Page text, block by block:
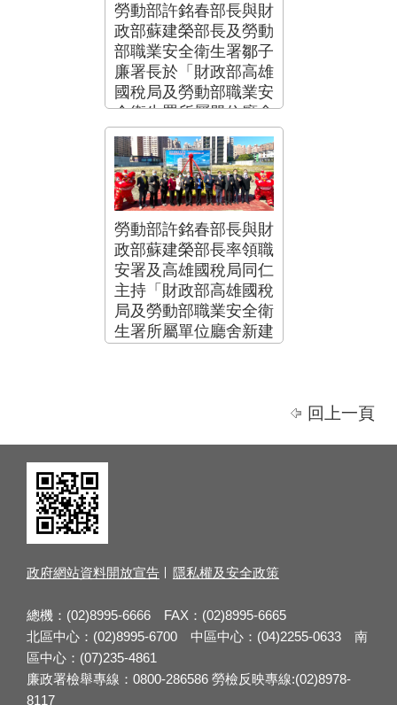
勞動部許銘春部長與財
政部蘇建榮部長及勞動
部職業安全衛生署鄒子
廉署長於「財政部高雄
國稅局及勞動部職業安
全衛生署所屬單位廳舍
新建工程」進行動土祈
福.png
勞動部許銘春部長與財
政部蘇建榮部長率領職
安署及高雄國稅局同仁
主持「財政部高雄國稅
局及勞動部職業安全衛
生署所屬單位廳舍新建
回上一頁
政府網站資料開放宣告 隱私權及安全政策
總機：(02)8995-6666 FAX：(02)8995-6665
北區中心：(02)8995-6700 中區中心：(04)2255-0633 南
區中心：(07)235-4861
廉政署檢舉專線：0800-286586 勞檢反映專線:(02)8978-
8117